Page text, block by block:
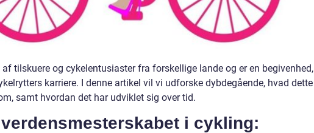
tilskuere og cykelentusiaster fra forskellige lande og er en begivenhed,
karriere. I denne artikel vil vi udforske dybdegående, hvad dette
samt hvordan det har udviklet sig over tid.
i cykling: